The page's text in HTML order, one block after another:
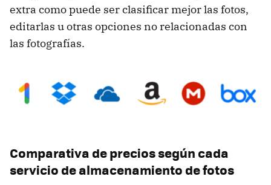
extra como puede ser clasificar mejor las fotos,
editarlas u otras opciones no relacionadas con
las fotografías.
Comparativa de precios según cada
servicio de almacenamiento de fotos